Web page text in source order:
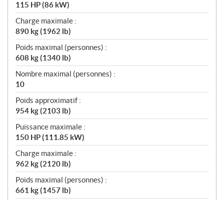
115 HP (86 kW)
Charge maximale :
890 kg (1962 lb)
Poids maximal (personnes) :
608 kg (1340 lb)
Nombre maximal (personnes) :
10
Poids approximatif :
954 kg (2103 lb)
Puissance maximale :
150 HP (111.85 kW)
Charge maximale :
962 kg (2120 lb)
Poids maximal (personnes) :
661 kg (1457 lb)